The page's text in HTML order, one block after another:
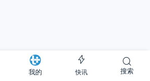
我的 快讯 搜索